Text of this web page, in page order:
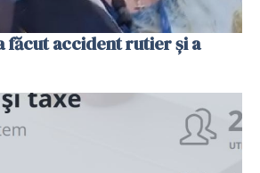
făcut accident rutier și a